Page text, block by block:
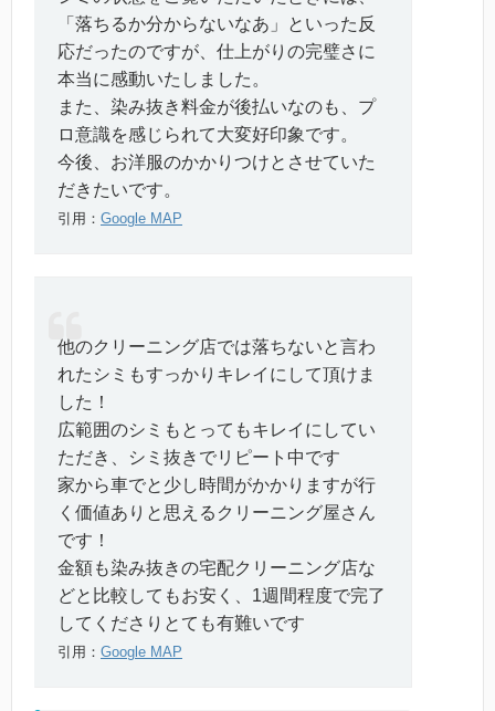
「落ちるか分からないなあ」といった反
応だったのですが、仕上がりの完璧さに
本当に感動いたしました。
また、染み抜き料金が後払いなのも、プ
ロ意識を感じられて大変好印象です。
今後、お洋服のかかりつけとさせていた
だきたいです。
引用： Google MAP
他のクリーニング店では落ちないと言わ
れたシミもすっかりキレイにして頂けま
した！
広範囲のシミもとってもキレイにしてい
ただき、シミ抜きでリピート中です
家から車でと少し時間がかかりますが行
く価値ありと思えるクリーニング屋さん
です！
金額も染み抜きの宅配クリーニング店な
どと比較してもお安く、1週間程度で完了
してくださりとても有難いです
引用： Google MAP